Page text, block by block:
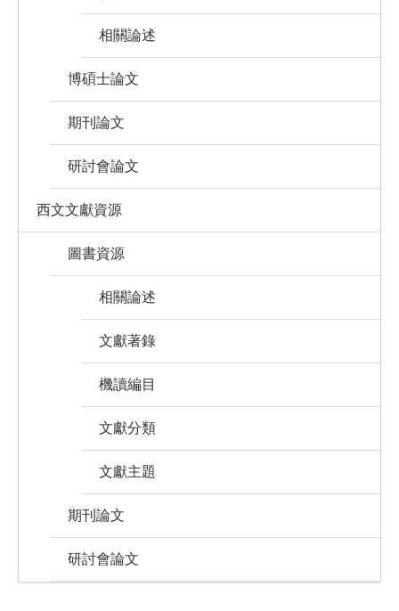
相關論述
博碩士論文
期刊論文
研討會論文
西文文獻資源
圖書資源
相關論述
文獻著錄
機讀編目
文獻分類
文獻主題
期刊論文
研討會論文